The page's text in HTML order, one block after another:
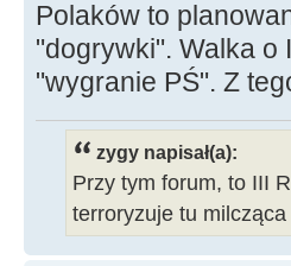
Polaków to
"dogrywki". Walka o
"wygranie PŚ". Z
zygy napisał(a):
Przy tym forum, to III
terroryzuje tu